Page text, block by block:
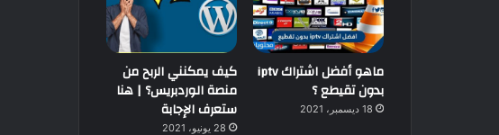
ماهو أفضل اشتراك iptv
بدون تقيطع ؟
18 ديسمبر، 2021
كيف يمكنني الربح من
منصة الوردبريس؟ | هنا
ستعرف الإجابة
28 يونيو، 2021